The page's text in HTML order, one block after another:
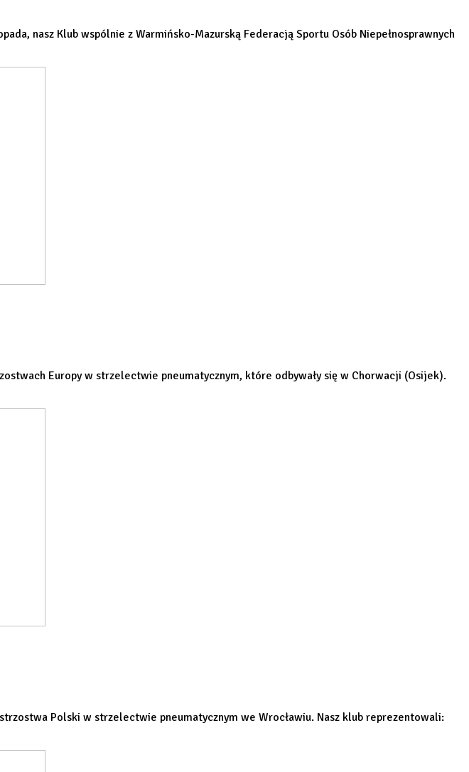
nasz Klub wspólnie z Warmińsko-Mazurską Federacją Sportu Osób Niepełnosprawnych
Europy w strzelectwie pneumatycznym, które odbywały się w Chorwacji (Osijek).
Polski w strzelectwie pneumatycznym we Wrocławiu. Nasz klub reprezentowali: